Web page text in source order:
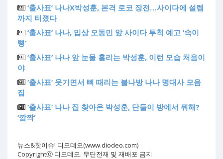
‘출사표’ 나나X박성훈, 본격 로코 장전…사이다에 설렘
까지 터졌다
‘출사표’ 나나, 밉상 오동민 앞 사이다 투척 예고 ‘속이
뻥’
‘출사표’ 나나 앞 눈물 흘리는 박성훈, 이런 모습 처음이
야
‘출사표’ 웃기면서 뼈 때리는 불나방 나나 명대사 모음
집
‘출사표’ 나나 집 찾아온 박성훈, 단둘이 방에서 뭐해?
‘깜짝’
뉴스&핫이슈! 디오데오(www.diodeo.com)
Copyrightⓒ 디오데오. 무단전재 및 재배포 금지